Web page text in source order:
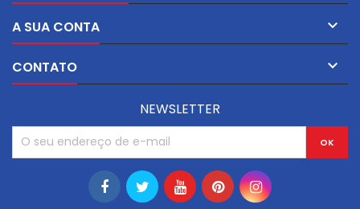
A SUA CONTA 
CONTATO 
NEWSLETTER